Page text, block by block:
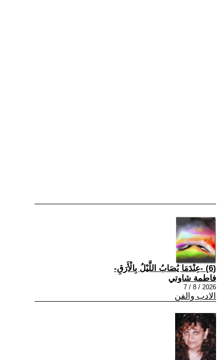
(6) -عِنْدَمَا يُصَابُ اللَّيْلُ بِالْأَرَقِ-
فاطمة شاوتي
2026 / 8 / 7
الادب والفن